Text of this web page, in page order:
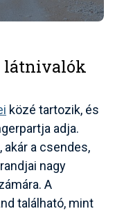
látnivalók
közé tartozik, és
adja.
akár a csendes,
nagy
A
található, mint